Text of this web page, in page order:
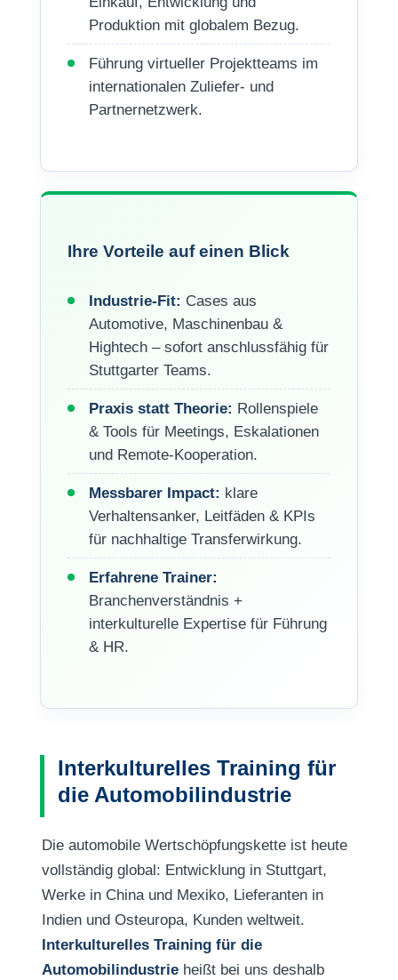
Produktion mit globalem Bezug.
Führung virtueller Projektteams im
internationalen Zuliefer- und
Partnernetzwerk.
Ihre Vorteile auf einen Blick
Industrie-Fit: Cases aus
Automotive, Maschinenbau &
Hightech – sofort anschlussfähig für
Stuttgarter Teams.
Praxis statt Theorie: Rollenspiele
& Tools für Meetings, Eskalationen
und Remote-Kooperation.
Messbarer Impact: klare
Verhaltensanker, Leitfäden & KPIs
für nachhaltige Transferwirkung.
Erfahrene Trainer:
Branchenverständnis +
interkulturelle Expertise für Führung
& HR.
Interkulturelles Training für
die Automobilindustrie
Die automobile Wertschöpfungskette ist heute
vollständig global: Entwicklung in Stuttgart,
Werke in China und Mexiko, Lieferanten in
Indien und Osteuropa, Kunden weltweit.
Interkulturelles Training für die
Automobilindustrieheißt bei uns deshalb